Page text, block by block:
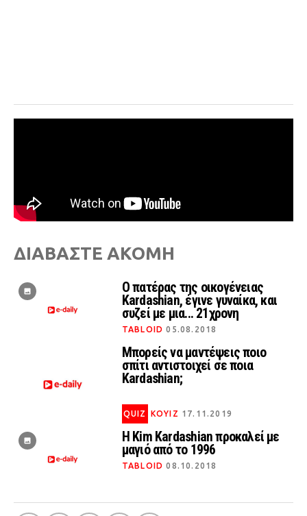
ΔΙΑΒΑΣΤΕ ΑΚΟΜΗ
Ο πατέρας της οικογένειας
Kardashian, έγινε γυναίκα, και
συζεί με μια... 21χρονη
TABLOID 05.08.2018
Mπορείς να μαντέψεις ποιο
σπίτι αντιστοιχεί σε ποια
Kardashian;
QUIZ ΚΟΥΙΖ 17.11.2019
Η Kim Kardashian προκαλεί με
μαγιό από το 1996
TABLOID 08.10.2018